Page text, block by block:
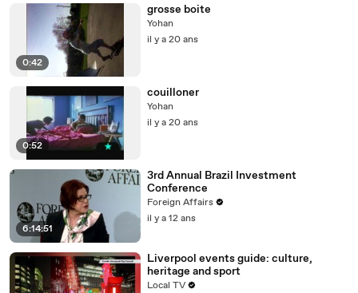
0:42
grosse boite
Yohan
il y a 20 ans
0:52
couilloner
Yohan
il y a 20 ans
6:14:51
3rd Annual Brazil Investment
Conference
Foreign Affairs
il y a 12 ans
Liverpool events guide: culture,
heritage and sport
Local TV